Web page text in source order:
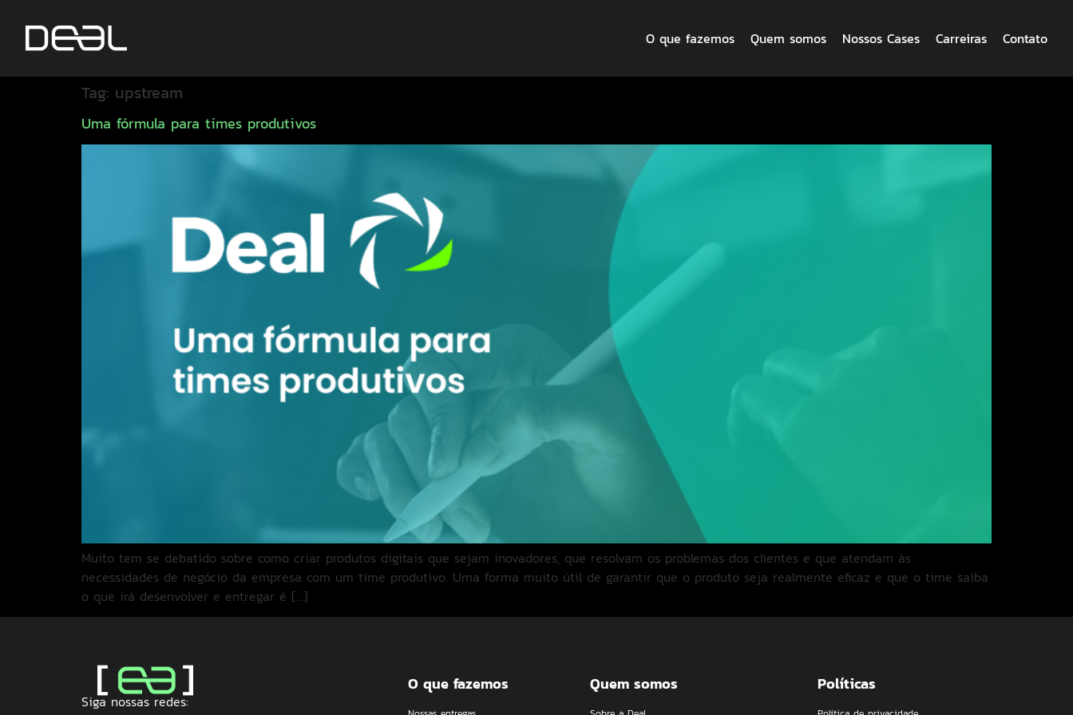
O que fazemos Quem somos Nossos Cases Carreiras Contato
Tag: upstream
Uma fórmula para times produtivos
Muito tem se debatido sobre como criar produtos digitais que sejam inovadores, que resolvam os problemas dos clientes e que atendam às
necessidades de negócio da empresa com um time produtivo. Uma forma muito útil de garantir que o produto seja realmente eficaz e que o time saiba
o que irá desenvolver e entregar é […]
Siga nossas redes:
O que fazemos Quem somos Políticas